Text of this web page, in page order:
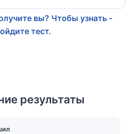
вы? Чтобы узнать -
тест.
результаты